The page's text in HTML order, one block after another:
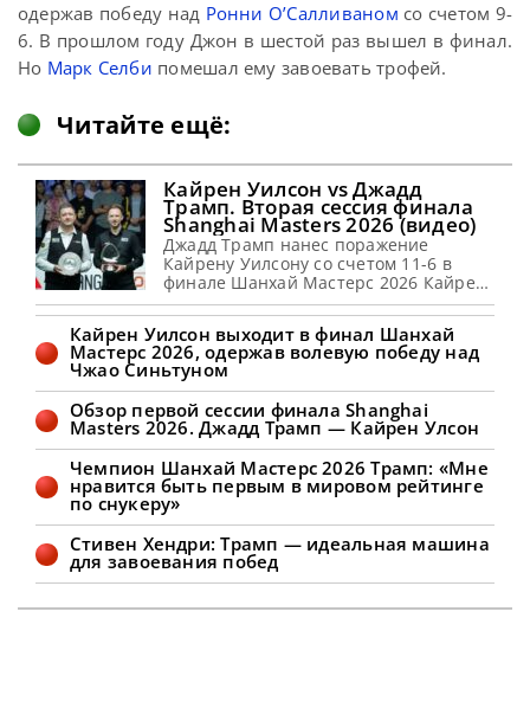
одержав победу над Ронни О’Салливаном со счетом 9-
6. В прошлом году Джон в шестой раз вышел в финал.
Но Марк Селби помешал ему завоевать трофей.
Читайте ещё:
Кайрен Уилсон vs Джадд
Трамп. Вторая сессия финала
Shanghai Masters 2026 (видео)
Джадд Трамп нанес поражение
Кайрену Уилсону со счетом 11-6 в
финале Шанхай Мастерс 2026 Кайрен
Уилсон проиграл Джадду Трампу со
счетом 11-6 в финале Шанхай Мастерс
2026. Пара вышла на вторую сессию
со счетом 7-3 в пользу бристольца.
Затем во второй он взял стартовый
фрейм и лидировал 8-3. Сенчури в 103
очка позволил Кайрену отыграться
Кайрен Уилсон выходит в финал Шанхай
Мастерс 2026, одержав волевую победу над
Чжао Синьтуном
Обзор первой сессии финала Shanghai
Masters 2026. Джадд Трамп — Кайрен Улсон
Чемпион Шанхай Мастерс 2026 Трамп: «Мне
нравится быть первым в мировом рейтинге
по снукеру»
Стивен Хендри: Трамп — идеальная машина
для завоевания побед